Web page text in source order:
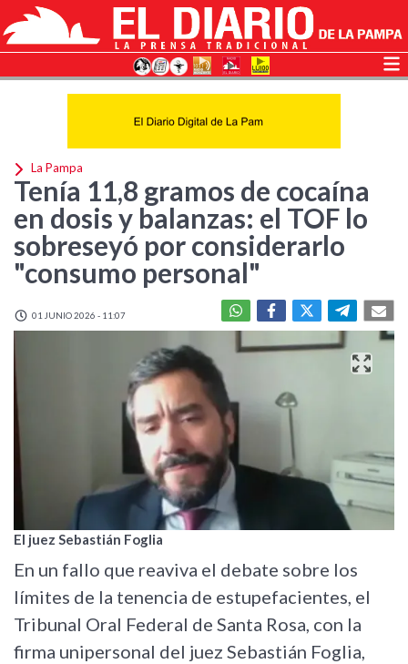
La Pampa
Tenía 11,8 gramos de cocaína
en dosis y balanzas: el TOF lo
sobreseyó por considerarlo
"consumo personal"
01 JUNIO 2026 - 11:07
El juez Sebastián Foglia
En un fallo que reaviva el debate sobre los
límites de la tenencia de estupefacientes, el
Tribunal Oral Federal de Santa Rosa, con la
firma unipersonal del juez Sebastián Foglia,